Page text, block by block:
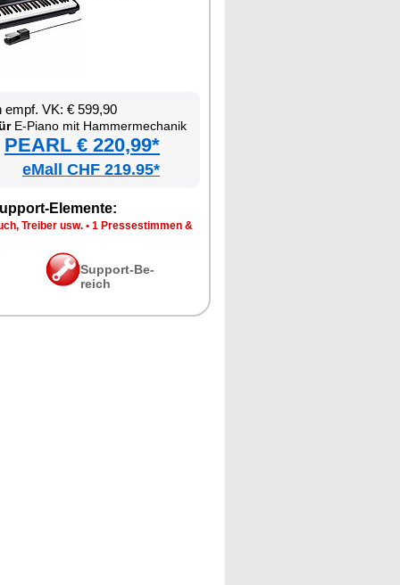
empf. VK: € 599,90
E-Pia­no mit Ham­mer­me­cha­nik
PEARL € 220,99*
eMall CHF 219.95*
Ele­men­te:
Trei­ber usw. • 1 Pres­se­stim­men &
Sup­port-Be­
reich